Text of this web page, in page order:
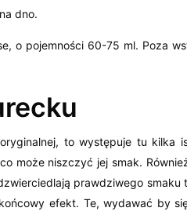
dno.
o pojemności 60-75 ml. Poza
to występuje tu kilka
może niszczyć jej smak.
prawdziwego smaku
efekt. Te, wydawać by